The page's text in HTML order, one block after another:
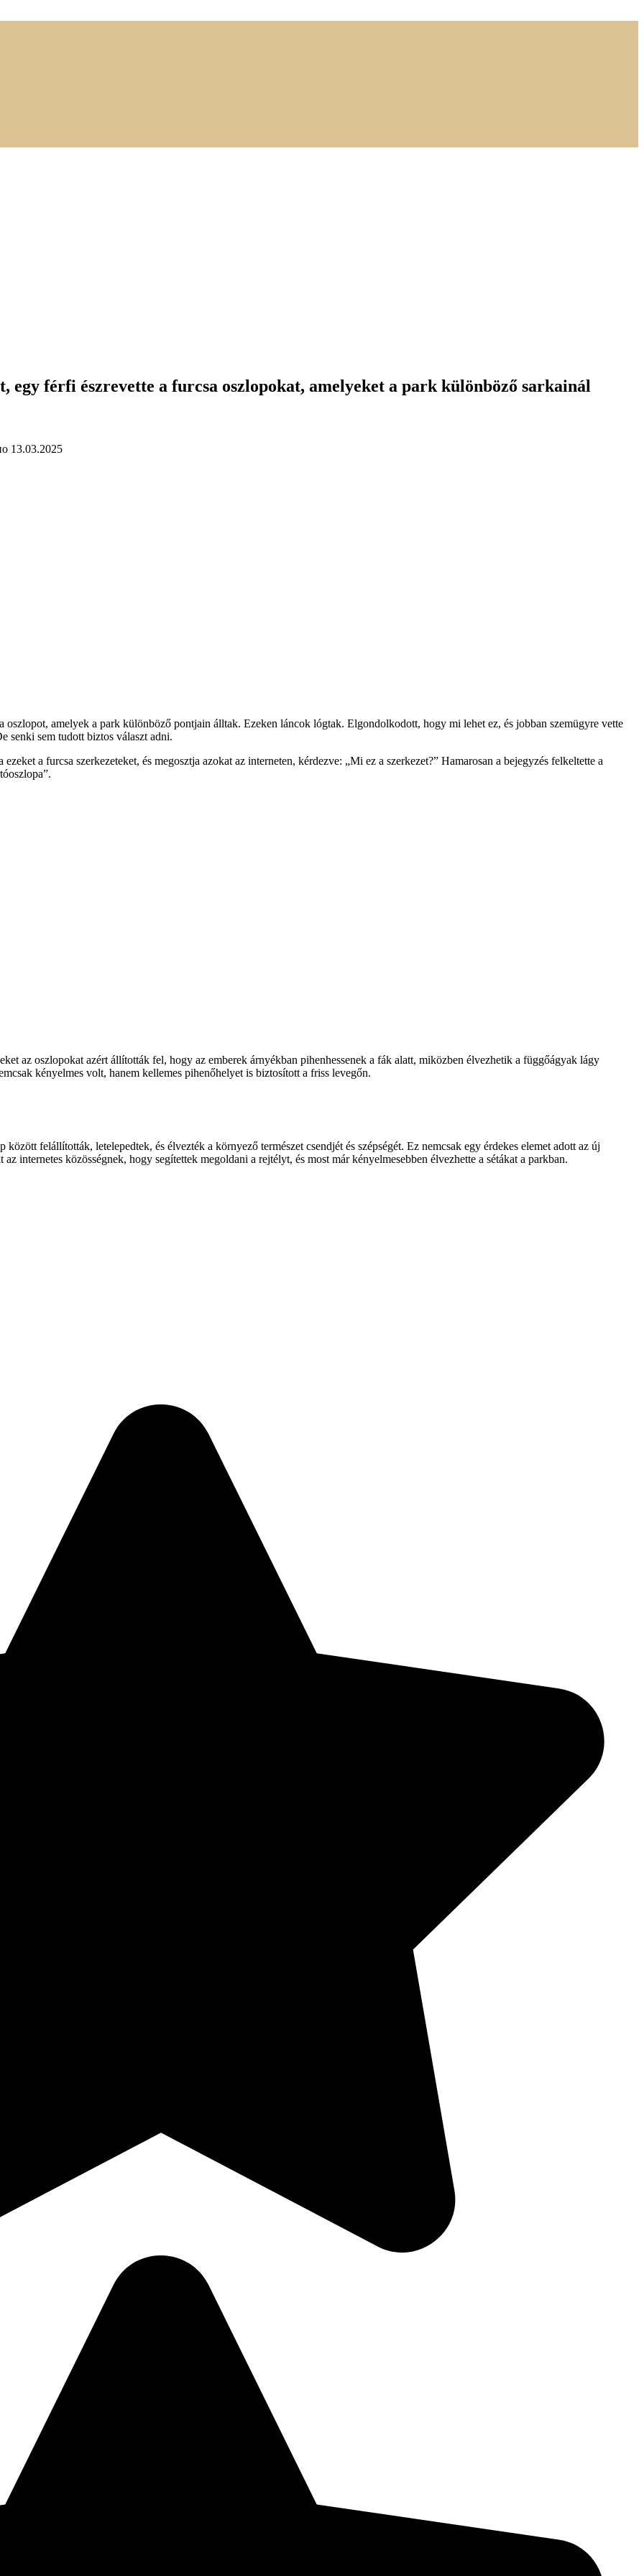
egy férfi észrevette a furcsa oszlopokat, amelyeket a park különböző sarkainál
13.03.2025
oszlopot, amelyek a park különböző pontjain álltak. Ezeken láncok lógtak. Elgondolkodott, hogy mi lehet ez, és jobban szemügyre vette
senki sem tudott biztos választ adni.
a furcsa szerkezeteket, és megosztja azokat az interneten, kérdezve: „Mi ez a szerkezet?” Hamarosan a bejegyzés felkeltette a
az oszlopokat azért állították fel, hogy az emberek árnyékban pihenhessenek a fák alatt, miközben élvezhetik a függőágyak lágy
kényelmes volt, hanem kellemes pihenőhelyet is biztosított a friss levegőn.
felállították, letelepedtek, és élvezték a környező természet csendjét és szépségét. Ez nemcsak egy érdekes elemet adott az új
internetes közösségnek, hogy segítettek megoldani a rejtélyt, és most már kényelmesebben élvezhette a sétákat a parkban.